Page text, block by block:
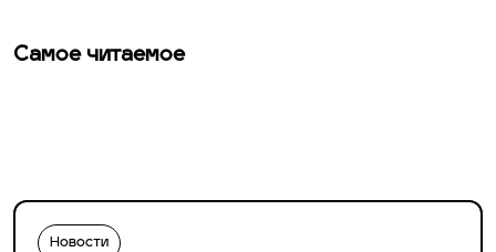
Самое читаемое
Новости